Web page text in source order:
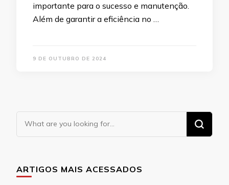
importante para o sucesso e manutenção.
Além de garantir a eficiência no …
9 DE OUTUBRO DE 2024
Looking
for
ARTIGOS MAIS ACESSADOS